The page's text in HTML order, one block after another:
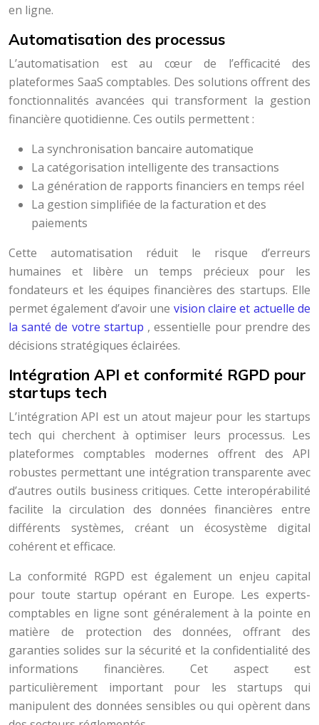
en ligne.
Automatisation des processus
L’automatisation est au cœur de l’efficacité des
plateformes SaaS comptables. Des solutions offrent des
fonctionnalités avancées qui transforment la gestion
financière quotidienne. Ces outils permettent :
La synchronisation bancaire automatique
La catégorisation intelligente des transactions
La génération de rapports financiers en temps réel
La gestion simplifiée de la facturation et des
paiements
Cette automatisation réduit le risque d’erreurs
humaines et libère un temps précieux pour les
fondateurs et les équipes financières des startups. Elle
permet également d’avoir une vision claire et actuelle de
la santé de votre startup , essentielle pour prendre des
décisions stratégiques éclairées.
Intégration API et conformité RGPD pour
startups tech
L’intégration API est un atout majeur pour les startups
tech qui cherchent à optimiser leurs processus. Les
plateformes comptables modernes offrent des API
robustes permettant une intégration transparente avec
d’autres outils business critiques. Cette interopérabilité
facilite la circulation des données financières entre
différents systèmes, créant un écosystème digital
cohérent et efficace.
La conformité RGPD est également un enjeu capital
pour toute startup opérant en Europe. Les experts-
comptables en ligne sont généralement à la pointe en
matière de protection des données, offrant des
garanties solides sur la sécurité et la confidentialité des
informations financières. Cet aspect est
particulièrement important pour les startups qui
manipulent des données sensibles ou qui opèrent dans